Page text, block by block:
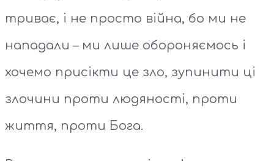
триває, і не просто війна, бо ми не
нападали – ми лише обороняємось і
хочемо присікти це зло, зупинити ці
злочини проти людяності, проти
життя, проти Бога.